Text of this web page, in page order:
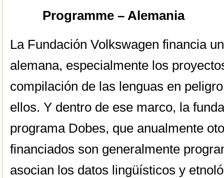
Programme – Alemania
La Fundación Volkswagen financia
alemana, especialmente los
compilación de las lenguas en
ellos. Y dentro de ese marco, la
programa Dobes, que anualmente
financiados son generalmente
asocian los datos lingüísticos y